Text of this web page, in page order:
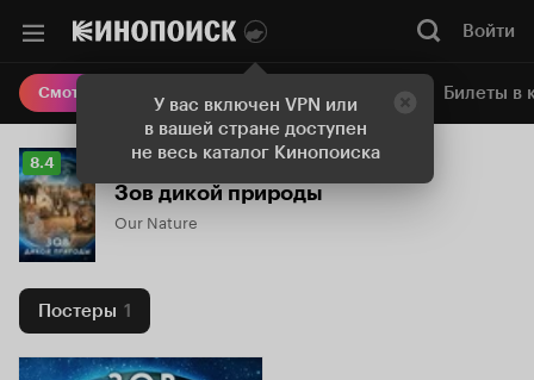
У вас включен VPN или
в вашей стране доступен
не весь каталог Кинопоиска
Войти
Смотреть кино Онлайн-кинотеатр Билеты в
Рейтинг
Кинопоиска
8.4
8.4
Зов дикой природы
Our Nature
Постеры 1